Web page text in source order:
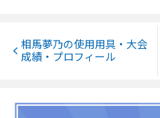
相馬夢乃の使用用具・大会
成績・プロフィール